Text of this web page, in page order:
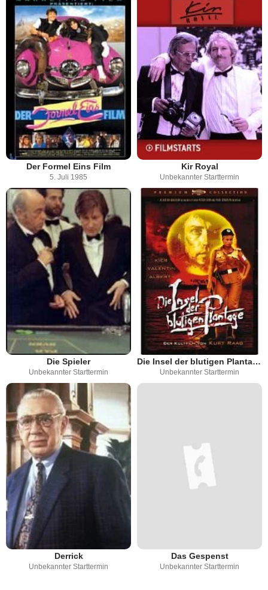
Der Formel Eins Film
5. Juli 1985
Kir Royal
Unbekannter Starttermin
Die Spieler
Unbekannter Starttermin
Die Insel der blutigen Plantage
Unbekannter Starttermin
Derrick
Unbekannter Starttermin
Das Gespenst
Unbekannter Starttermin